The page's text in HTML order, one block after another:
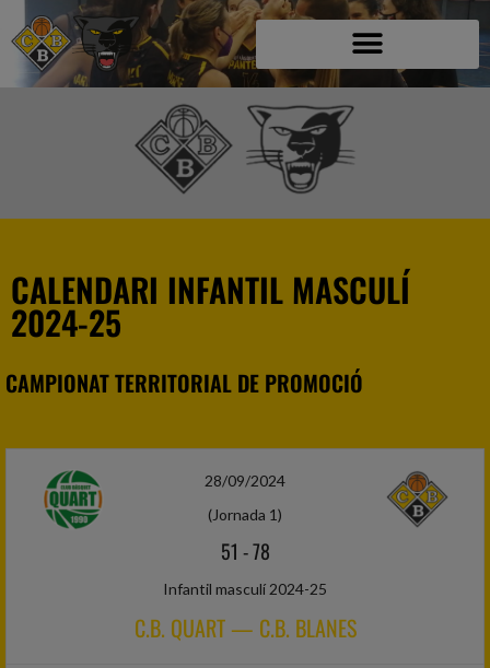
C.B. BLANES
CALENDARI INFANTIL MASCULÍ
2024-25
CAMPIONAT TERRITORIAL DE PROMOCIÓ
28/09/2024
(Jornada 1)
51 -78
Infantil masculí 2024-25
C.B. QUART — C.B. BLANES